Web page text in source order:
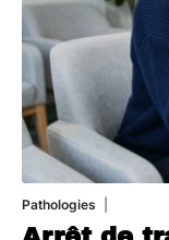
Pathologies